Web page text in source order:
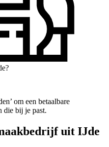
om een betaalbare
die bij je past.
uit IJde